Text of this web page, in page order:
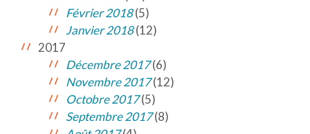
Février 2018(5)
Janvier 2018(12)
2017
Décembre 2017(6)
Novembre 2017(12)
Octobre 2017(5)
Septembre 2017(8)